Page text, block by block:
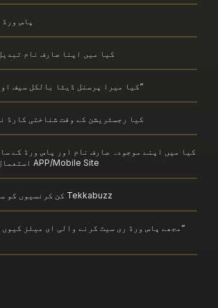
پاس ورڈ کے لیے ہدایات
کیا میں اپنا صارف نام تبدیل کر سکتا ہوں؟
“کیا میرا پرسنل ڈیٹا بالکل سیف اور سیکیور ہے؟ “
کیا رجسٹریشن کے وقت شناختی کارڈ نمبر درکار ہے؟
کیا میں اپنے موجودہ صارف نام اور پاس ورڈ کے ساتھ Tekkabuzz
APP/Mobile Site استعمال کر سکتا ہوں؟
ورڈ ری سیٹ کرنے والی ای میلز کیوں موصول نہیں ہو